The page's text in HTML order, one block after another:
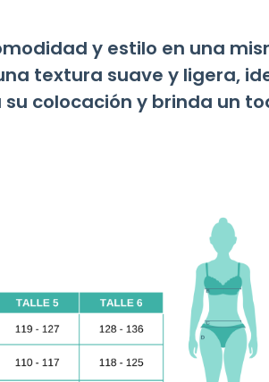
y estilo en una
textura suave y ligera,
colocación y brinda un